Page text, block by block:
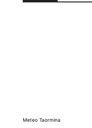
Meteo Taormina